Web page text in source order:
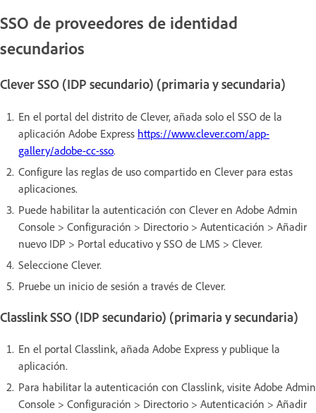
SSO de proveedores de identidad
secundarios
Clever SSO (IDP secundario) (primaria y secundaria)
En el portal del distrito de Clever, añada solo el SSO de la
aplicación Adobe Express https://www.clever.com/app-
gallery/adobe-cc-sso.
Configure las reglas de uso compartido en Clever para estas
aplicaciones.
Puede habilitar la autenticación con Clever en Adobe Admin
Console > Configuración > Directorio > Autenticación > Añadir
nuevo IDP > Portal educativo y SSO de LMS > Clever.
Seleccione Clever.
Pruebe un inicio de sesión a través de Clever.
Classlink SSO (IDP secundario) (primaria y secundaria)
En el portal Classlink, añada Adobe Express y publique la
aplicación.
Para habilitar la autenticación con Classlink, visite Adobe Admin
Console > Configuración > Directorio > Autenticación > Añadir